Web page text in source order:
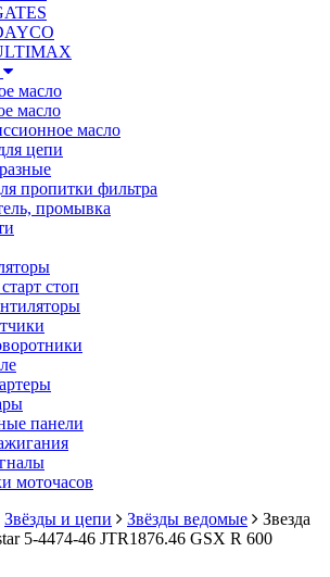
масло
масло
масло
цепи
пропитки фильтра
промывка
стоп
панели
моточасов
Звёзды и цепи Звёзды ведомые
Звезда
5-4474-46 JTR1876.46 GSX R 600